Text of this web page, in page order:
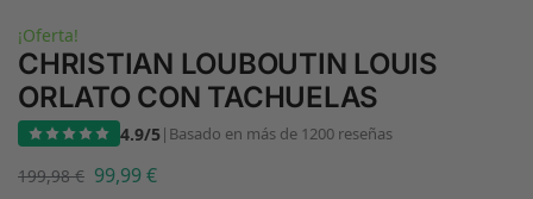
¡Oferta!
CHRISTIAN LOUBOUTIN LOUIS
ORLATO CON TACHUELAS
4.9/5| Basado en más de 1200 reseñas
199,98€ 99,99€